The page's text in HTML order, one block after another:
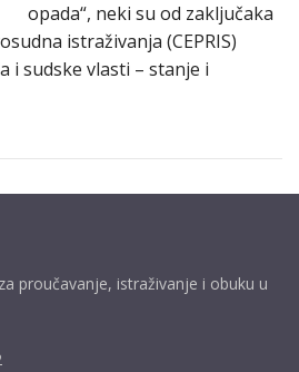
opada“, neki su od zaključaka
istraživanja (CEPRIS)
i sudske vlasti – stanje i
proučavanje, istraživanje i obuku u